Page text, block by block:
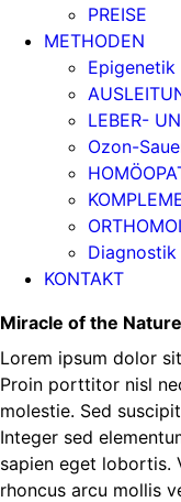
PREISE
METHODEN
Epigenetik
LEBER-
Ozon-
Diagnostik
KONTAKT
Miracle of the Nature
Lorem ipsum dolor
Proin porttitor nisl
molestie. Sed
Integer sed
sapien eget lobortis.
rhoncus arcu mollis